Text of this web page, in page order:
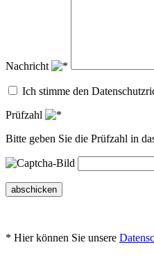
Nachricht
Ich stimme den
Prüfzahl
Bitte geben Sie die Prüfzahl in
abschicken
* Hier können Sie unsere